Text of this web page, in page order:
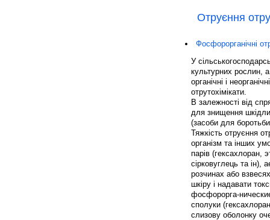
Отруєння
Фосфорорганічні
У
культурних рослин,
органічні і
отрутохімікати.
В залежності від
для знищення
(засоби для
Тяжкість отруєння
організм та інших
парів
сірковуглець та ін),
розчинах або
шкіру і надавати
фосфорорга-
сполуки
слизову оболонку